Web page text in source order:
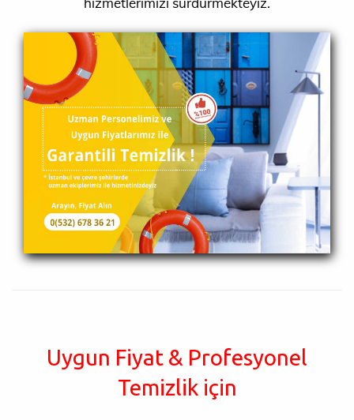
Uygun Fiyat & Profesyonel
Temizlik için